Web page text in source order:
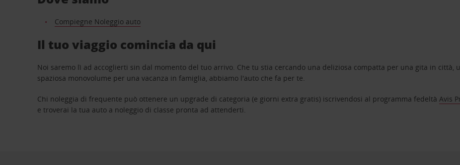
Compiegne Noleggio auto
Il tuo viaggio comincia da qui
Noi saremo lì ad accoglierti sin dal momento del tuo arrivo. Che tu stia cercando una deliziosa compatta per una gita in
spaziosa monovolume per una vacanza in famiglia, abbiamo l'auto che fa per te.
Chi noleggia di frequente può ottenere un upgrade di categoria (e giorni extra gratis) iscrivendosi al programma fedeltàAvis
e troverai la tua auto a noleggio di classe pronta ad attenderti.